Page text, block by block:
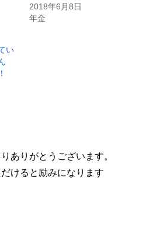
2018年6月8日
年金
い
ありがとうございます。
けると励みになります